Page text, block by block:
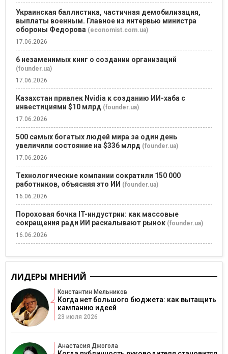
Украинская баллистика, частичная демобилизация,
выплаты военным. Главное из интервью министра
обороны Федорова (economist.com.ua)
17.06.2026
6 незаменимых книг о создании организаций
(founder.ua)
17.06.2026
Казахстан привлек Nvidia к созданию ИИ-хаба с
инвестициями $10 млрд (founder.ua)
17.06.2026
500 самых богатых людей мира за один день
увеличили состояние на $336 млрд (founder.ua)
17.06.2026
Технологические компании сократили 150 000
работников, объясняя это ИИ (founder.ua)
16.06.2026
Пороховая бочка IT-индустрии: как массовые
сокращения ради ИИ раскалывают рынок (founder.ua)
16.06.2026
ЛИДЕРЫ МНЕНИЙ
Константин Мельников
Когда нет большого бюджета: как вытащить
кампанию идеей
23 июля 2026
Анастасия Джогола